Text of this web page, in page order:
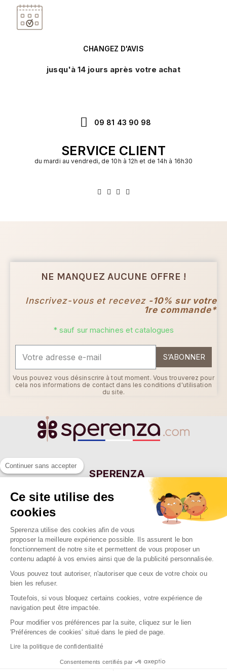
CHANGEZ D'AVIS
jusqu'à 14 jours après votre achat
09 81 43 90 98
SERVICE CLIENT
du mardi au vendredi, de 10h à 12h et de 14h à 16h30
NE MANQUEZ AUCUNE OFFRE !
Inscrivez-vous et recevez -10% sur votre
1re commande*
* sauf sur machines et catalogues
S’ABONNER
Vous pouvez vous désinscrire à tout moment. Vous trouverez pour
cela nos informations de contact dans les conditions d'utilisation
du site.
SPERENZA
55 Allée Eugène Ducretet
26000 VALENCE - FRANCE
NOTRE SOCIÉTÉ
NOS MARQUES

NOS RAYONS

2026 Sperenza
Conception & réalisation : SFI
Continuer sans accepter
Ce site utilise des
cookies
Sperenza utilise des cookies afin de vous
proposer la meilleure expérience possible. Ils assurent le bon
fonctionnement de notre site et permettent de vous proposer un
contenu adapté à vos envies ainsi que de la publicité personnalisée.
Vous pouvez tout autoriser, n'autoriser que ceux de votre choix ou
bien les refuser.
Toutefois, si vous bloquez certains cookies, votre expérience de
navigation peut être impactée.
Pour modifier vos préférences par la suite, cliquez sur le lien
'Préférences de cookies' situé dans le pied de page.
Lire la politique de confidentialité
Consentements certifiés par